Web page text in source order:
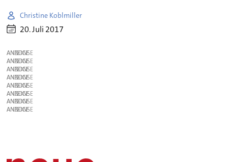
Christine Koblmiller
20. Juli 2017
ANZEIGE
ANZEIGE
ANZEIGE
ANZEIGE
ANZEIGE
ANZEIGE
ANZEIGE
ANZEIGE